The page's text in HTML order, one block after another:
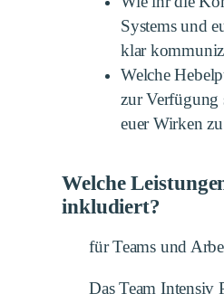
Systems und
klar
Welche
zur Verfügung
euer Wirken
Welche
inkludiert?
für Teams und
Das Team Intensiv